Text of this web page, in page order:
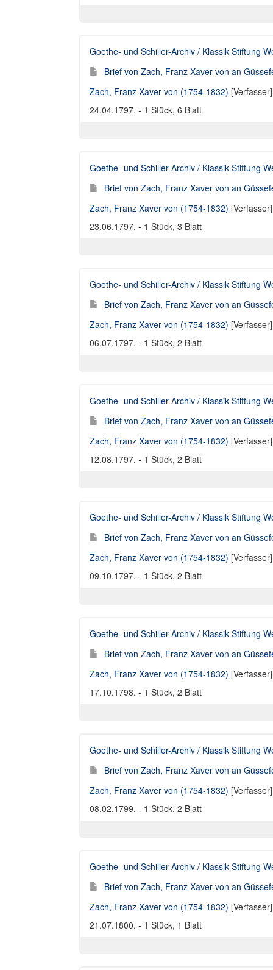
Goethe- und Schiller-Archiv / Klassik Stiftung
Brief von Zach, Franz Xaver von an
Zach, Franz Xaver von (1754-1832)
24.04.1797. - 1 Stück, 6 Blatt
Goethe- und Schiller-Archiv / Klassik Stiftung
Brief von Zach, Franz Xaver von an
Zach, Franz Xaver von (1754-1832)
23.06.1797. - 1 Stück, 3 Blatt
Goethe- und Schiller-Archiv / Klassik Stiftung
Brief von Zach, Franz Xaver von an
Zach, Franz Xaver von (1754-1832)
06.07.1797. - 1 Stück, 2 Blatt
Goethe- und Schiller-Archiv / Klassik Stiftung
Brief von Zach, Franz Xaver von an
Zach, Franz Xaver von (1754-1832)
12.08.1797. - 1 Stück, 2 Blatt
Goethe- und Schiller-Archiv / Klassik Stiftung
Brief von Zach, Franz Xaver von an
Zach, Franz Xaver von (1754-1832)
09.10.1797. - 1 Stück, 2 Blatt
Goethe- und Schiller-Archiv / Klassik Stiftung
Brief von Zach, Franz Xaver von an
Zach, Franz Xaver von (1754-1832)
17.10.1798. - 1 Stück, 2 Blatt
Goethe- und Schiller-Archiv / Klassik Stiftung
Brief von Zach, Franz Xaver von an
Zach, Franz Xaver von (1754-1832)
08.02.1799. - 1 Stück, 2 Blatt
Goethe- und Schiller-Archiv / Klassik Stiftung
Brief von Zach, Franz Xaver von an
Zach, Franz Xaver von (1754-1832)
21.07.1800. - 1 Stück, 1 Blatt